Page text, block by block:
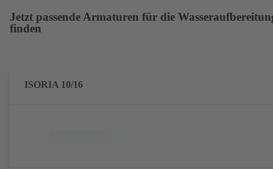
Jetzt passende Armaturen für die
finden
ISORIA 10/16